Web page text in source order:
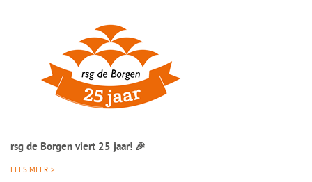
rsg de Borgen viert 25 jaar! 🎉
LEES MEER >